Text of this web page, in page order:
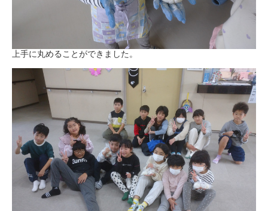
上手に丸めることができました。